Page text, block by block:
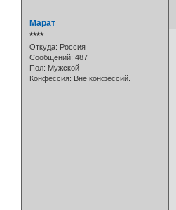
Марат
⭒⭒⭒⭒
Откуда: Россия
Сообщений: 487
Пол: Мужской
Конфессия: Вне конфессий.